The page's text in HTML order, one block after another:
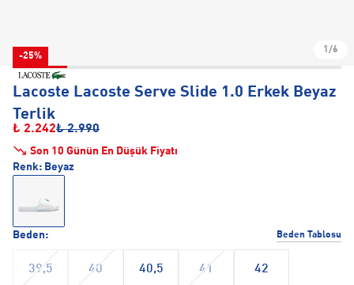
-25%
1/6
Lacoste Lacoste Serve Slide 1.0 Erkek Beyaz
Terlik
₺ 2.242₺ 2.990
Son 10 Günün En Düşük Fiyatı
Beden: Beden Tablosu
39,5 40 40,5 41 42
Renk: Beyaz